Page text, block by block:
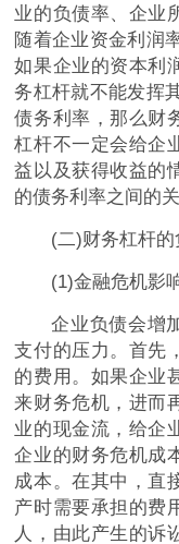
业的负债率、企业
随着企业资金利润
如果企业的资本利
务杠杆就不能发挥
债务利率，那么财
杠杆不一定会给企
益以及获得收益的
的债务利率之间的关
(二)财务杠杆的
(1)金融危机影
企业负债会增
支付的压力。首先
的费用。如果企业
来财务危机 ，进而
业的现金流，给企
企业的财务危机成
成本。在其中，直
产时需要承担的费
人，由此产生的诉